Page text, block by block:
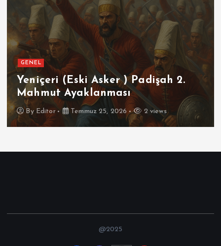
GENEL
Futbolun Zirvesinde Yeniden
İspanya
ByEditor Temmuz 16, 2026 3 views
@2025